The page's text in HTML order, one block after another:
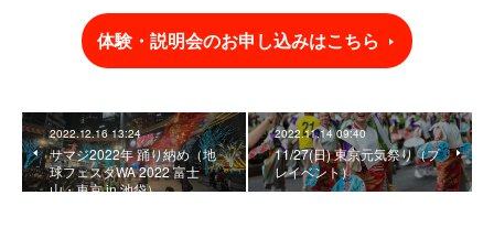
体験・説明会のお申し込みはこちら
2022.12.16 13:24
サマジ2022年 踊り納め（地
球フェスタWA 2022 富士
山・東京 in 池袋）
2022.11.14 09:40
11/27(日) 東京元気祭り（プ
レイベント）